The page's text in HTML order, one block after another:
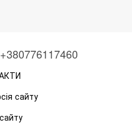
+380776117460
сайту